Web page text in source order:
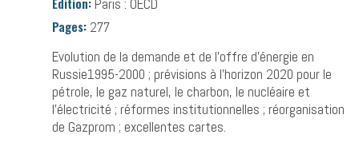
Paris : OECD
Pages: 277
Evolution de la demande et de l’offre d’énergie en
Russie1995-2000 ; prévisions à l’horizon 2020 pour le
pétrole, le gaz naturel, le charbon, le nucléaire et
l’électricité ; réformes institutionnelles ; réorganisation
de Gazprom ; excellentes cartes.